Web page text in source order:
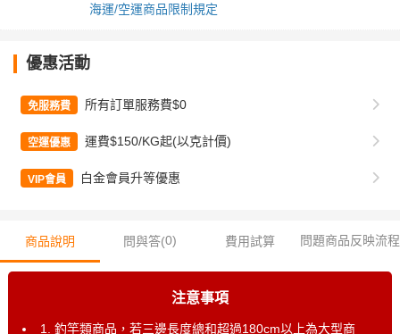
海運/空運商品限制規定
優惠活動
免服務費 所有訂單服務費$0
空運優惠 運費$150/KG起(以克計價)
VIP會員 白金會員升等優惠
商品說明 問與答(0) 費用試算 問題商品反映流程
注意事項
1. 釣竿類商品，若三邊長度總和超過180cm以上為大型商